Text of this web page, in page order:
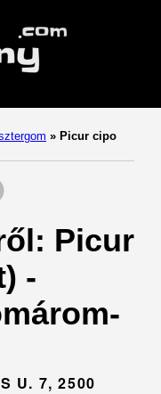
» Picur cipo
Picur
-
U. 7, 2500